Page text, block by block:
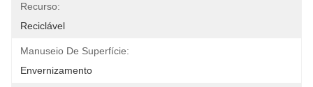
Recurso:
Reciclável
Manuseio De Superfície:
Envernizamento